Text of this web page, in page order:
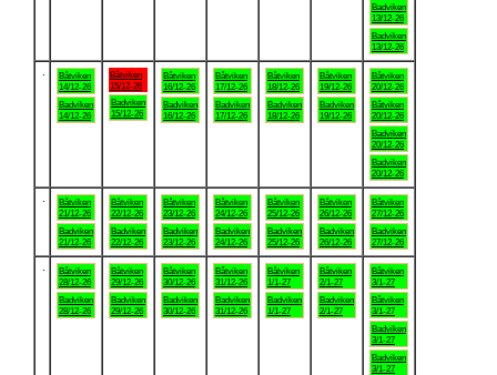
Badviken
13/12-26
Badviken
13/12-26
Båtviken
14/12-26
Badviken
14/12-26
Båtviken
15/12-26
Badviken
15/12-26
Båtviken
16/12-26
Badviken
16/12-26
Båtviken
17/12-26
Badviken
17/12-26
Båtviken
18/12-26
Badviken
18/12-26
Båtviken
19/12-26
Badviken
19/12-26
Båtviken
20/12-26
Båtviken
20/12-26
Badviken
20/12-26
Badviken
20/12-26
Båtviken
21/12-26
Badviken
21/12-26
Båtviken
22/12-26
Badviken
22/12-26
Båtviken
23/12-26
Badviken
23/12-26
Båtviken
24/12-26
Badviken
24/12-26
Båtviken
25/12-26
Badviken
25/12-26
Båtviken
26/12-26
Badviken
26/12-26
Båtviken
27/12-26
Badviken
27/12-26
Båtviken
28/12-26
Badviken
28/12-26
Båtviken
29/12-26
Badviken
29/12-26
Båtviken
30/12-26
Badviken
30/12-26
Båtviken
31/12-26
Badviken
31/12-26
Båtviken
1/1-27
Badviken
1/1-27
Båtviken
2/1-27
Badviken
2/1-27
Båtviken
3/1-27
Båtviken
3/1-27
Badviken
3/1-27
Badviken
3/1-27